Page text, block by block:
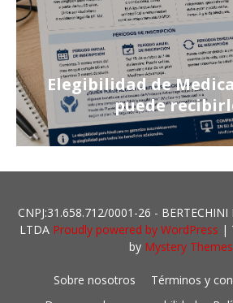
Elegibilidad de
puede
CNPJ:31.658.712/0001-26 -
LTDA Proudly powered by WordPress |
by Mystery Themes
Sobre nosotros
Términos y